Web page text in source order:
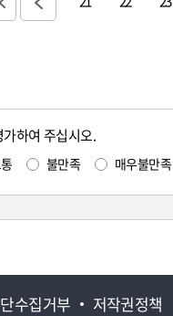
하여 주십시오.
불만족 매우불만족
수집거부 저작권정책